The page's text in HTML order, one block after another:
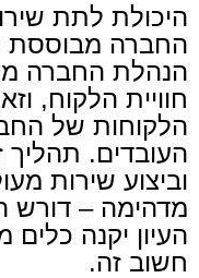
היכולת לתת
החברה מבוססת
הנהלת החברה
חוויית הלקוח,
הלקוחות של
העובדים.
וביצוע שירות
מדהימה – דורש
העיון יקנה כלים
חשוב זה.